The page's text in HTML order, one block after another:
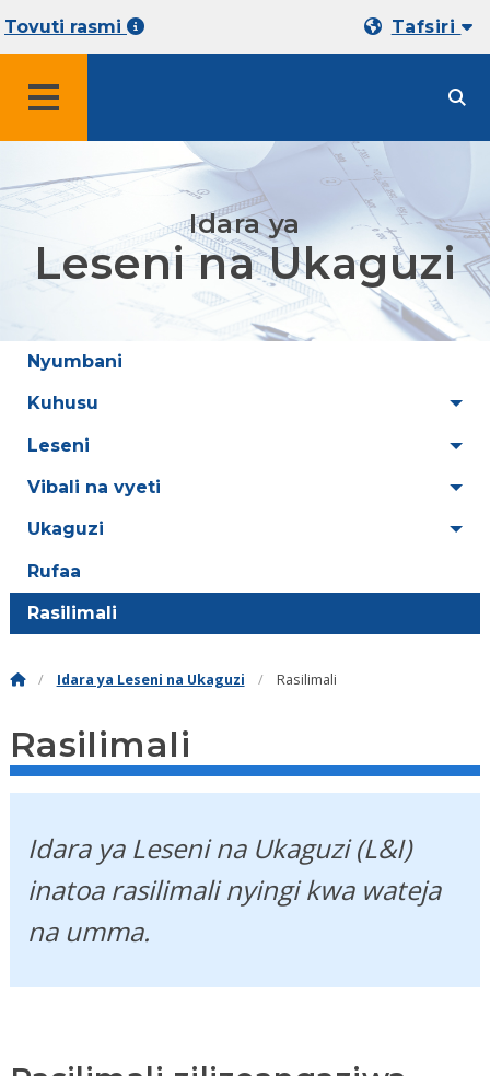
Tovuti rasmi Tafsiri
Idara ya
Leseni na Ukaguzi
Nyumbani
Kuhusu
Leseni
Vibali na vyeti
Ukaguzi
Rufaa
Rasilimali
Idara ya Leseni na Ukaguzi Rasilimali
Rasilimali
Idara ya Leseni na Ukaguzi (L&I)
inatoa rasilimali nyingi kwa wateja
na umma.